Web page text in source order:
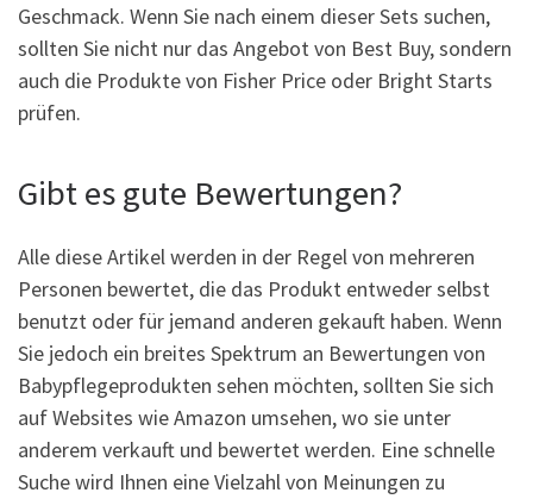
Geschmack. Wenn Sie nach einem dieser Sets suchen,
sollten Sie nicht nur das Angebot von Best Buy, sondern
auch die Produkte von Fisher Price oder Bright Starts
prüfen.
Gibt es gute Bewertungen?
Alle diese Artikel werden in der Regel von mehreren
Personen bewertet, die das Produkt entweder selbst
benutzt oder für jemand anderen gekauft haben. Wenn
Sie jedoch ein breites Spektrum an Bewertungen von
Babypflegeprodukten sehen möchten, sollten Sie sich
auf Websites wie Amazon umsehen, wo sie unter
anderem verkauft und bewertet werden. Eine schnelle
Suche wird Ihnen eine Vielzahl von Meinungen zu